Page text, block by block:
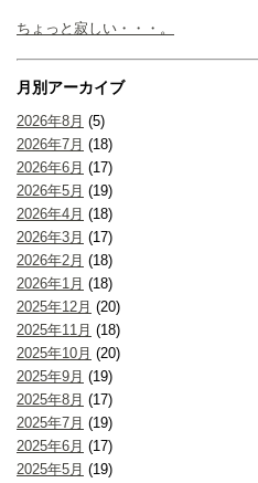
ちょっと寂しい・・・。
月別アーカイブ
2026年8月 (5)
2026年7月 (18)
2026年6月 (17)
2026年5月 (19)
2026年4月 (18)
2026年3月 (17)
2026年2月 (18)
2026年1月 (18)
2025年12月 (20)
2025年11月 (18)
2025年10月 (20)
2025年9月 (19)
2025年8月 (17)
2025年7月 (19)
2025年6月 (17)
2025年5月 (19)